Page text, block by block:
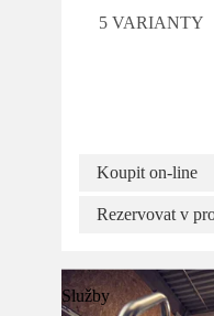
5 VARIANTY
Koupit on-line
Rezervovat v
Služby